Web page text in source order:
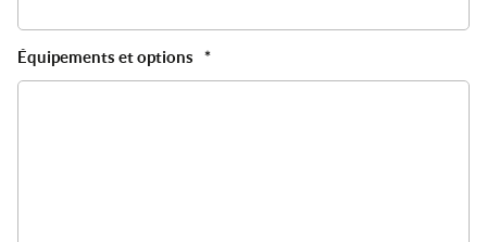
Équipements et options *